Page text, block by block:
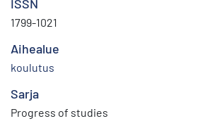
ISSN
1799-1021
Aihealue
koulutus
Sarja
Progress of studies